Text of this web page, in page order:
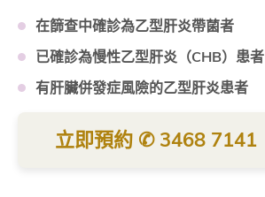
在篩查中確診為乙型肝炎帶菌者
已確診為慢性乙型肝炎（CHB）患者
有肝臟併發症風險的乙型肝炎患者
立即預約 ✆ 3468 7141